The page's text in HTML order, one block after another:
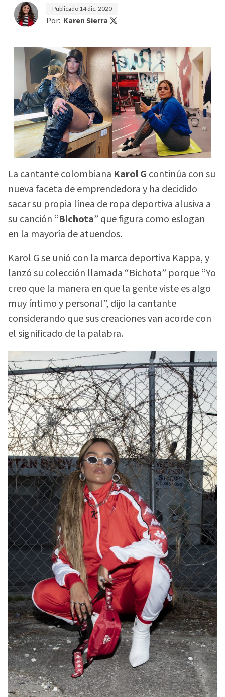
Publicado 14 dic. 2020
Por: Karen Sierra
La cantante colombiana Karol G continúa con su
nueva faceta de emprendedora y ha decidido
sacar su propia línea de ropa deportiva alusiva a
su canción “Bichota” que figura como eslogan
en la mayoría de atuendos.
Karol G se unió con la marca deportiva Kappa, y
lanzó su colección llamada “Bichota” porque “Yo
creo que la manera en que la gente viste es algo
muy íntimo y personal”, dijo la cantante
considerando que sus creaciones van acorde con
el significado de la palabra.